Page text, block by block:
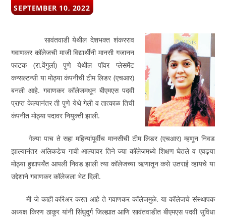
POST
PUBLISHED:
SEPTEMBER 10, 2022
सावंतवाडी येथील देशभक्त शंकरराव
गवाणकर कॉलेजची माजी विद्यार्थीनी मानसी गजानन
फाटक (रा.वेंगुर्ला) पुणे येथील पॉवर प्लेसमेंट
कन्सल्टन्सी या मोठ्या कंपनीची टीम लिडर (एचआर)
बनली आहे. गवाणकर कॉलेजमधून बीएमएस पदवी
प्राप्त केल्यानंतर ती पुणे येथे गेली व तात्काळ तिची
कंपनीत मोठ्या पदावर नियुक्ती झाली.
गेल्या पाच ते सहा महिन्यांपूर्वीच मानसीची टीम लिडर (एचआर) म्हणून निवड
झाल्यानंतर अलिकडेच गावी आल्यावर तिने ज्या कॉलेजमध्ये शिक्षण घेतले व एवढ्या
मोठ्या हुद्यापर्यंत आपली निवड झाली त्या कॉलेजच्या ऋणातून कसे उतराई व्हायचे या
उद्देशाने गवाणकर कॉलेजला भेट दिली.
मी जे काही करिअर करत आहे ते गवाणकर कॉलेजमुळे. या कॉलेजचे संस्थापक
अध्यक्ष किरण ठाकूर यांनी सिंधुदुर्ग जिल्ह्यात आणि सावंतवाडीत बीएमएस पदवी सुविधा